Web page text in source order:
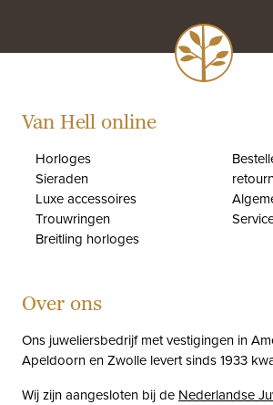
Van Hell online
Horloges
Sieraden
Luxe accessoires
Trouwringen
Breitling horloges
Over ons
Ons juweliersbedrijf met vestigingen in
Apeldoorn en Zwolle levert sinds 1933
Wij zijn aangesloten bij de Nederlandse